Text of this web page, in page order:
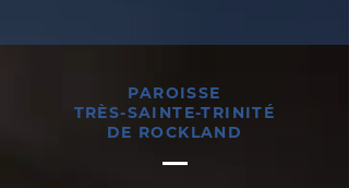
PAROISSE
TRÈS-SAINTE-TRINITÉ
DE ROCKLAND